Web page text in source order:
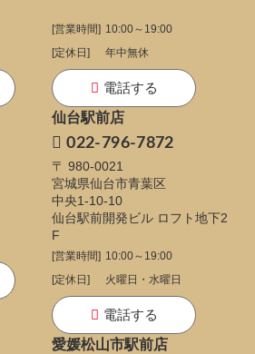
[営業時間] 10:00～19:00
[定休日]
年中無休
電話する
仙台駅前店
022-796-7872
〒 980-0021
宮城県仙台市青葉区
中央1-10-10
仙台駅前開発ビル ロフト地下2
F
[営業時間] 10:00～19:00
[定休日]
火曜日・水曜日
電話する
愛媛松山市駅前店